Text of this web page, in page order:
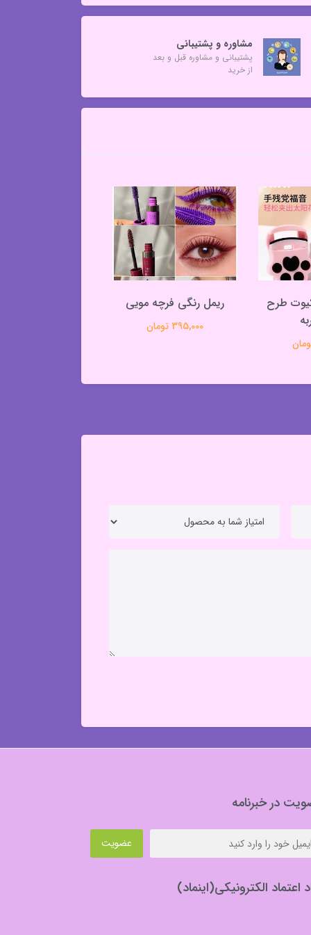
مشاوره و پشتیبانی
پشتیبانی و مشاوره قبل و بعد
از خرید
طرح
ریمل رنگی فرچه مویی
395,000 تومان
در خبرنامه
عضویت
اعتماد الکترونیکی(اینماد)